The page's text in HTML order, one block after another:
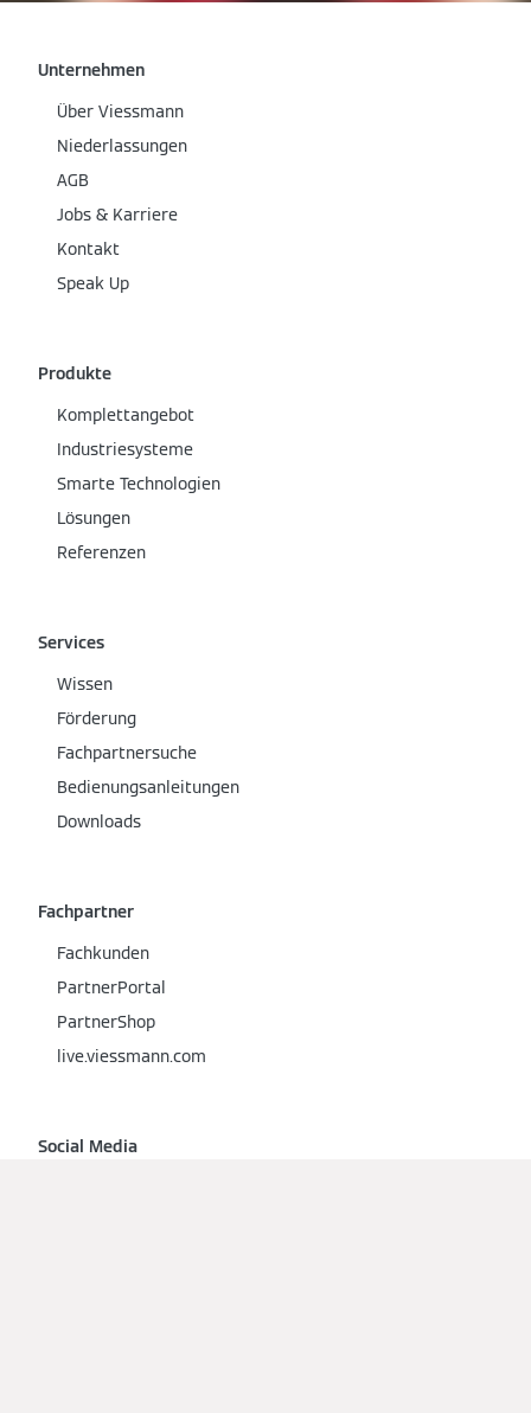
Unternehmen
Über Viessmann
Niederlassungen
AGB
Jobs & Karriere
Kontakt
Speak Up
Produkte
Komplettangebot
Industriesysteme
Smarte Technologien
Lösungen
Referenzen
Services
Wissen
Förderung
Fachpartnersuche
Bedienungsanleitungen
Downloads
Fachpartner
Fachkunden
PartnerPortal
PartnerShop
live.viessmann.com
Social Media